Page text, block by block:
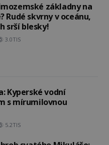
základny na
Rudé skvrny v oceánu,
srší blesky!
3.0TIS
Kyperské vodní
s mírumilovnou
5.2TIS